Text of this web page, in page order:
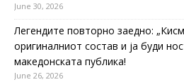
June 30, 2026
Легендите повторно заедно:
оригиналниот состав и ја буди
македонската публика!
June 26, 2026